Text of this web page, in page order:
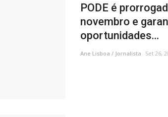
PODE é
novembro e
oportunidades...
Ane Lisboa / Jornalista Set 26,